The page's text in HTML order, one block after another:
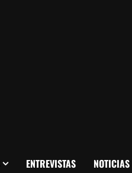
ENTREVISTAS NOTICIAS